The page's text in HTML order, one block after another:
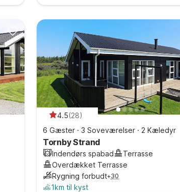
4.5(28)
6 Gæster · 3 Soveværelser · 2 Kæledyr
Tornby Strand
Indendørs spabad
Terrasse
Overdækket Terrasse
Rygning forbudt+30
1km til kyst